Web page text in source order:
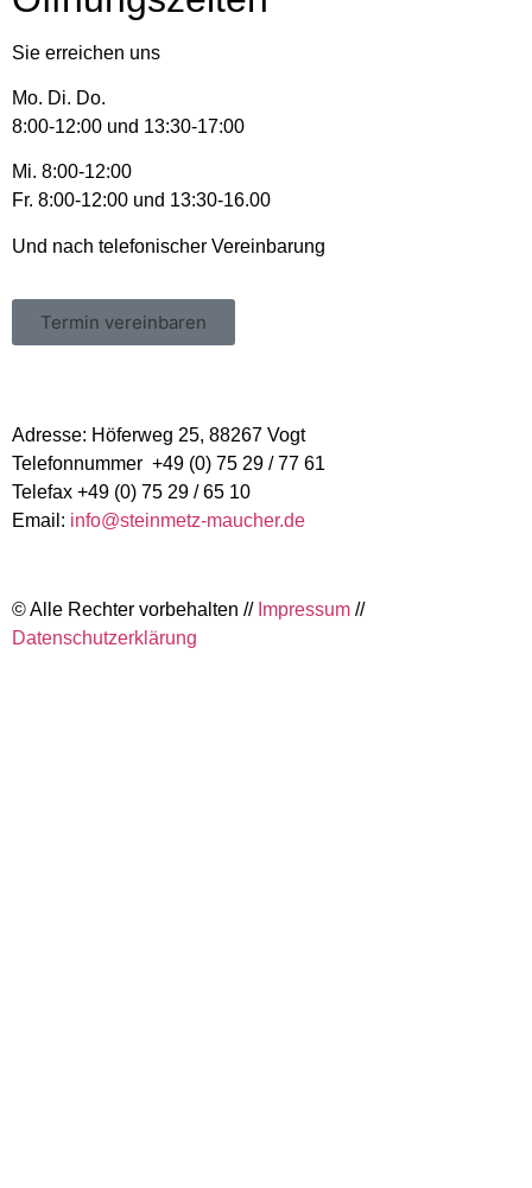
Sie erreichen uns
Mo. Di. Do.
8:00-12:00 und 13:30-17:00
Mi. 8:00-12:00
Fr. 8:00-12:00 und 13:30-16.00
Und nach telefonischer Vereinbarung
Termin vereinbaren
Adresse: Höferweg 25, 88267 Vogt
Telefonnummer +49 (0) 75 29 / 77 61
Telefax +49 (0) 75 29 / 65 10
Email: info@steinmetz-maucher.de
© Alle Rechter vorbehalten // Impressum //
Datenschutzerklärung